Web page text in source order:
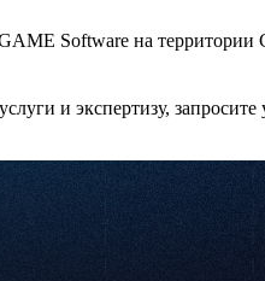
Software на территории
и экспертизу, запросите